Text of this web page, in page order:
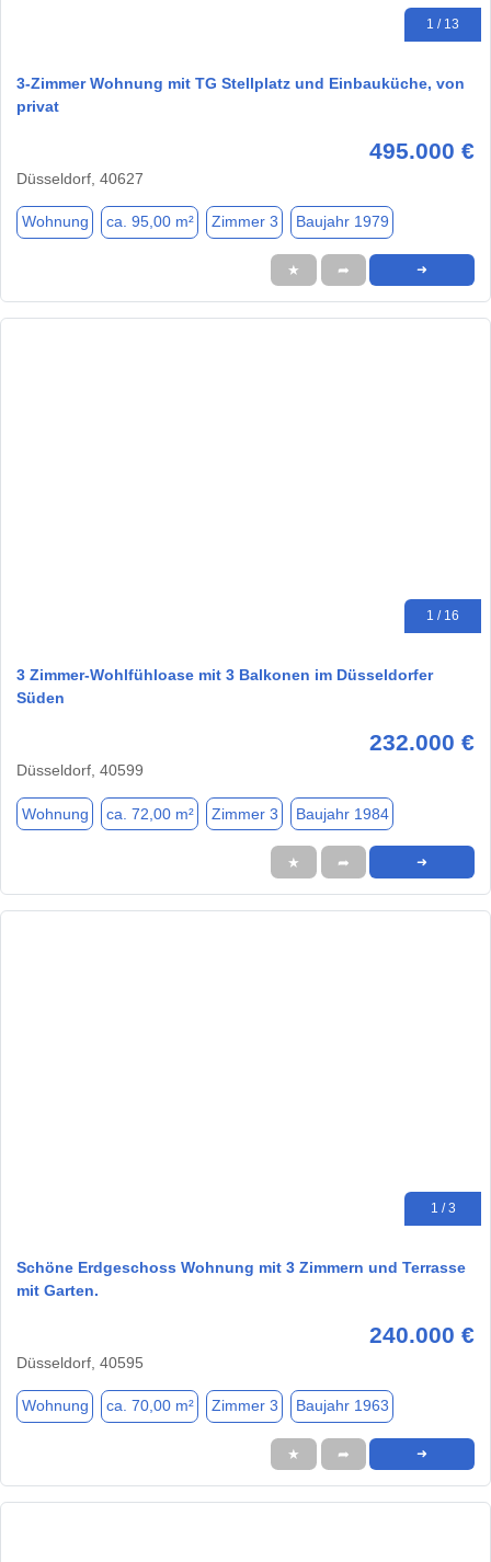
1 / 13
3-Zimmer Wohnung mit TG Stellplatz und Einbauküche, von
privat
495.000 €
Düsseldorf, 40627
Wohnung ca. 95,00 m² Zimmer 3 Baujahr 1979
★ ➦ ➜
1 / 16
3 Zimmer-Wohlfühloase mit 3 Balkonen im Düsseldorfer
Süden
232.000 €
Düsseldorf, 40599
Wohnung ca. 72,00 m² Zimmer 3 Baujahr 1984
★ ➦ ➜
1 / 3
Schöne Erdgeschoss Wohnung mit 3 Zimmern und Terrasse
mit Garten.
240.000 €
Düsseldorf, 40595
Wohnung ca. 70,00 m² Zimmer 3 Baujahr 1963
★ ➦ ➜